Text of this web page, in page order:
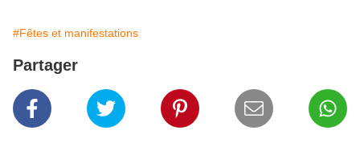
#Fêtes et manifestations
Partager